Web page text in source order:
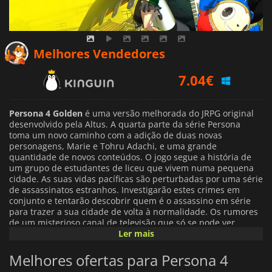
Melhores Vendedores
8.57€
10.49€
Persona 4 Golden é uma versão melhorada do JRPG original
desenvolvido pela Altus. A quarta parte da série Persona
toma um novo caminho com a adição de duas novas
personagens, Marie e Tohru Adachi, e uma grande
quantidade de novos conteúdos. O jogo segue a história de
um grupo de estudantes de liceu que vivem numa pequena
cidade. As suas vidas pacíficas são perturbadas por uma série
de assassinatos estranhos. Investigarão estes crimes em
conjunto e tentarão descobrir quem é o assassino em série
para trazer a sua cidade de volta à normalidade. Os rumores
de um misterioso canal de televisão que só se pode ver
olhando para uma televisão desligada num dia de chuva
poderes especiais que os deixam transformar em poderosas
Personas que podem explorar um estranho mundo televisivo
Ler mais
Melhores ofertas para Persona 4